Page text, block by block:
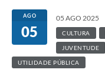
AGO
05
05 AGO 2025
CULTURA
JUVENTUDE
UTILIDADE PÚBLICA